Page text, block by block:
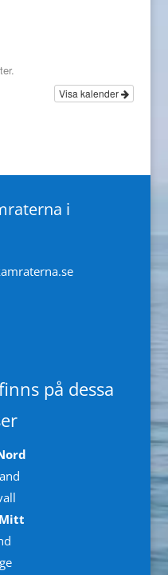
Visa kalender
i
på dessa